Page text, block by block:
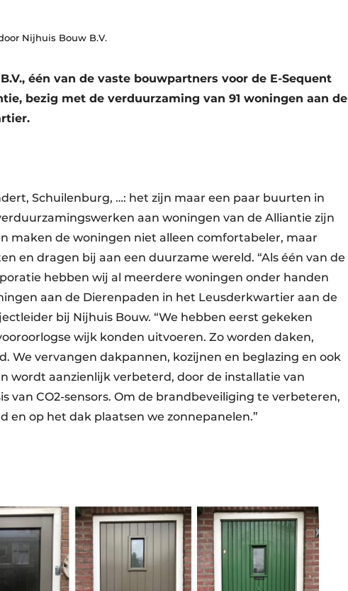
Nijhuis Bouw B.V.
één van de vaste bouwpartners voor de E-Sequent
bezig met de verduurzaming van 91 woningen aan de
Schuilenburg, …: het zijn maar een paar buurten in
aan woningen van de Alliantie zijn
maken de woningen niet alleen comfortabeler, maar
en dragen bij aan een duurzame wereld. “Als één van de
hebben wij al meerdere woningen onder handen
aan de Dierenpaden in het Leusderkwartier aan de
bij Nijhuis Bouw. “We hebben eerst gekeken
wijk konden uitvoeren. Zo worden daken,
We vervangen dakpannen, kozijnen en beglazing en ook
wordt aanzienlijk verbeterd, door de installatie van
van CO2-sensors. Om de brandbeveiliging te verbeteren,
en op het dak plaatsen we zonnepanelen.”